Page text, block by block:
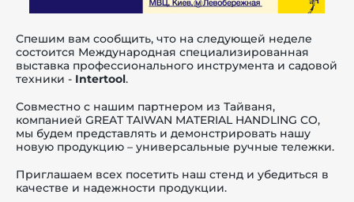
Спешим вам сообщить, что на следующей неделе
состоится Международная специализированная
выставка профессионального инструмента и садовой
техники - Intertool.
Совместно с нашим партнером из Тайваня,
компанией GREAT TAIWAN MATERIAL HANDLING CO,
мы будем представлять и демонстрировать нашу
новую продукцию – универсальные ручные тележки.
Приглашаем всех посетить наш стенд и убедиться в
качестве и надежности продукции.